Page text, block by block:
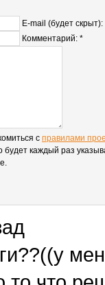
E-mail (будет скрыт):
Комментарий: *
с правилами
будет каждый раз